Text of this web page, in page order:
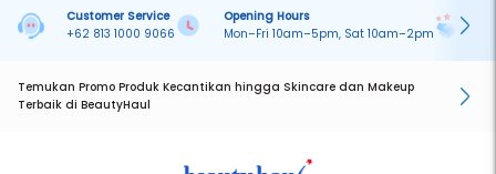
Customer Service
+62 813 1000 9066
Opening Hours
Mon–Fri 10am–5pm, Sat 10am–2pm
Temukan Promo Produk Kecantikan hingga Skincare dan Makeup
Terbaik di BeautyHaul